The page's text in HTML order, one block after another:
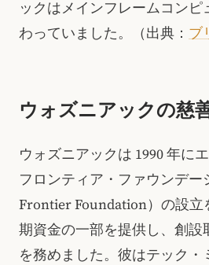
ックはメインフレームコン
わっていました。（出典： ブ
ウォズニアックの慈
ウォズニアックは 1990 年に
フロンティア・ファウンデ
Frontier Foundation）の設立
期資金の一部を提供し、創設
を務めました。彼はテック・